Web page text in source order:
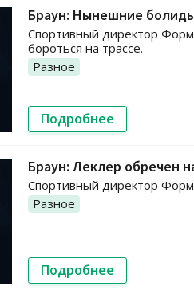
Браун: Нынешние
Спортивный директор
бороться на трассе.
Разное
Подробнее
Браун: Леклер обречен
Спортивный директор
Разное
Подробнее